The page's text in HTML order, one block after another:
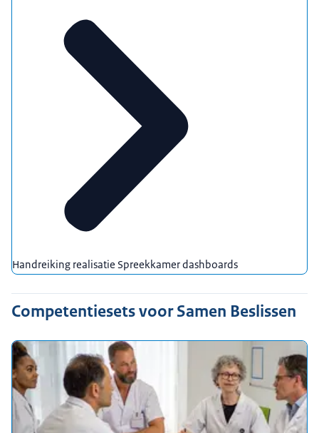
Handreiking realisatie Spreekkamer dashboards
Competentiesets voor Samen Beslissen